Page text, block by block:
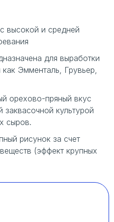
звонок
высокой и средней
для выработки
Эмменталь, Грувьер,
орехово-пряный вкус
культурой
сыров.
рисунок за счет
(эффект крупных